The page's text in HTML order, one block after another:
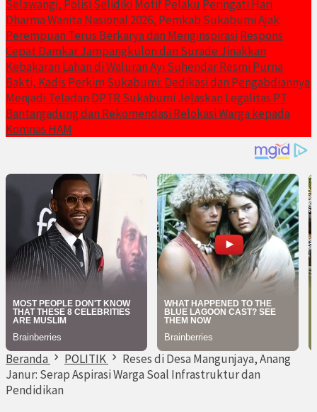
Selawangi, Polisi Selidiki Motif Pelaku Peringati Hari
Dharma Wanita Nasional 2026, Pemkab Sukabumi Ajak
Perempuan Terus Berkarya dan MenginspirasiRespons
Cepat Damkar Jampangkulon dan Surade Jinakkan
Kebakaran Lahan di WaluranAyi Suhendar Resmi Purna
Bakti, Kadis Perkim Sukabumi: Dedikasi dan Pengabdiannya
Menjadi TeladanDPTR Sukabumi Jelaskan Legalitas PT
Bantargadung dan Rekomendasi Relokasi Warga kepada
Komnas HAM
Beranda POLITIK
Reses di Desa Mangunjaya, Anang
Janur: Serap Aspirasi Warga Soal Infrastruktur dan
Pendidikan